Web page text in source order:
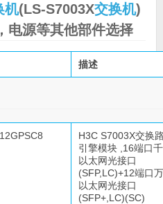
机(LS-S7003X交换机)
电源等其他部件选择
描述
H3C S7003X交换
引擎模块 ,16端口
以太网光接口
(SFP,LC)+12端口
以太网光接口
(SFP+,LC)(SC)